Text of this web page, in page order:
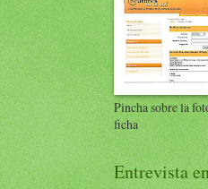
Pincha sobre la
ficha
Entrevista